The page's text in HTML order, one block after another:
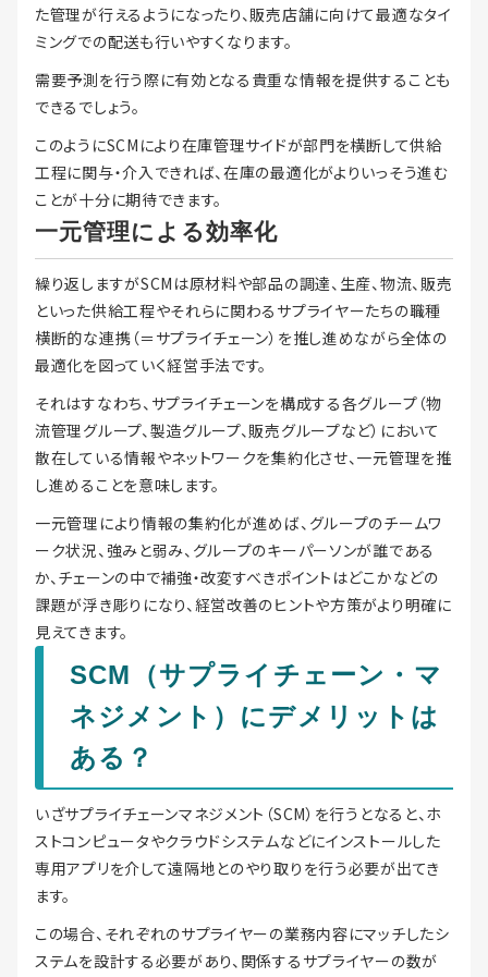
た管理が行えるようになったり、販売店舗に向けて最適なタイ
ミングでの配送も行いやすくなります。
需要予測を行う際に有効となる貴重な情報を提供することも
できるでしょう。
このようにSCMにより在庫管理サイドが部門を横断して供給
工程に関与・介入できれば、在庫の最適化がよりいっそう進む
ことが十分に期待できます。
一元管理による効率化
繰り返しますがSCMは原材料や部品の調達、生産、物流、販売
といった供給工程やそれらに関わるサプライヤーたちの職種
横断的な連携（＝サプライチェーン）を推し進めながら全体の
最適化を図っていく経営手法です。
それはすなわち、サプライチェーンを構成する各グループ（物
流管理グループ、製造グループ、販売グループなど）において
散在している情報やネットワークを集約化させ、一元管理を推
し進めることを意味します。
一元管理により情報の集約化が進めば、グループのチームワ
ーク状況、強みと弱み、グループのキーパーソンが誰である
か、チェーンの中で補強・改変すべきポイントはどこかなどの
課題が浮き彫りになり、経営改善のヒントや方策がより明確に
見えてきます。
SCM（サプライチェーン・マ
ネジメント）にデメリットは
ある？
いざサプライチェーンマネジメント（SCM）を行うとなると、ホ
ストコンピュータやクラウドシステムなどにインストールした
専用アプリを介して遠隔地とのやり取りを行う必要が出てき
ます。
この場合、それぞれのサプライヤーの業務内容にマッチしたシ
ステムを設計する必要があり、関係するサプライヤーの数が